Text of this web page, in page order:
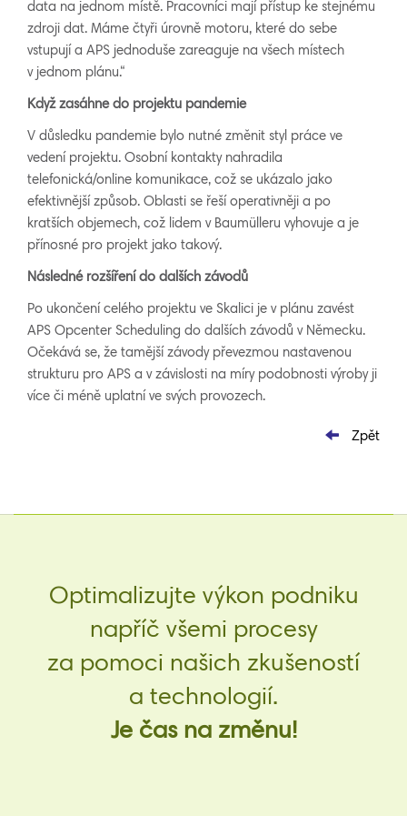
data na jednom místě. Pracovníci mají přístup ke stejnému
zdroji dat. Máme čtyři úrovně motoru, které do sebe
vstupují a APS jednoduše zareaguje na všech místech
v jednom plánu.“
Když zasáhne do projektu pandemie
V důsledku pandemie bylo nutné změnit styl práce ve
vedení projektu. Osobní kontakty nahradila
telefonická/online komunikace, což se ukázalo jako
efektivnější způsob. Oblasti se řeší operativněji a po
kratších objemech, což lidem v Baumülleru vyhovuje a je
přínosné pro projekt jako takový.
Následné rozšíření do dalších závodů
Po ukončení celého projektu ve Skalici je v plánu zavést
APS Opcenter Scheduling do dalších závodů v Německu.
Očekává se, že tamější závody převezmou nastavenou
strukturu pro APS a v závislosti na míry podobnosti výroby ji
více či méně uplatní ve svých provozech.
Zpět
Optimalizujte výkon podniku
napříč všemi procesy
za pomoci našich zkušeností
a technologií.
Je čas na změnu!